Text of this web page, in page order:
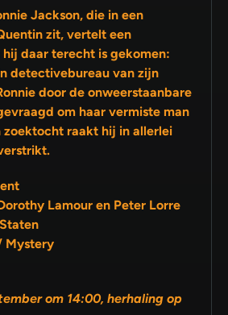
Jackson, die in een
zit, vertelt een
daar terecht is gekomen:
detectivebureau van zijn
de onweerstaanbare
om haar vermiste man
raakt hij in allerlei
Lamour en Peter Lorre
Mystery
om 14:00, herhaling op